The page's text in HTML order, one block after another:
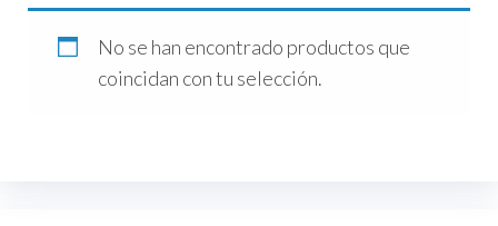
No se han encontrado productos que
coincidan con tu selección.